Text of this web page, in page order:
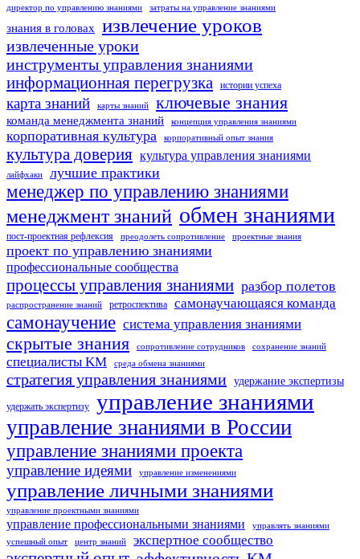
директор по управлению знаниями затраты на управление знаниями
знания в головах извлечение уроков
извлеченные уроки
инструменты управления знаниями
информационная перегрузка
истории успеха
карта знаний карты знаний ключевые знания
команда менеджмента знаний концепция управления знаниями
корпоративная культура корпоративный опыт знания
культура доверия культура управления знаниями
лайфхаки лучшие практики
менеджер по управлению знаниями
менеджмент знаний обмен знаниями
пост-проектная рефлексия преодолеть сопротивление проектные знания
проект по управлению знаниями
профессиональные сообщества
процессы управления знаниями разбор полетов
распространение знаний ретроспектива самонаучающаяся команда
самонаучение система управления знаниями
скрытые знания сопротивление сотрудников сохранение знаний
специалисты KM среда обмена знаниями
стратегия управления знаниями удержание экспертизы
удержать экспертизу управление знаниями
управление знаниями в России
управление знаниями проекта
управление идеями управление изменениями
управление личными знаниями
управление проектными знаниями
управление профессиональными знаниями
управлять знаниями
успешный опыт
центр знаний экспертное сообщество